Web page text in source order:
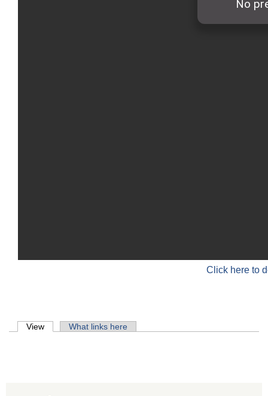
Click here to
Primary tabs
View (active tab)What links here